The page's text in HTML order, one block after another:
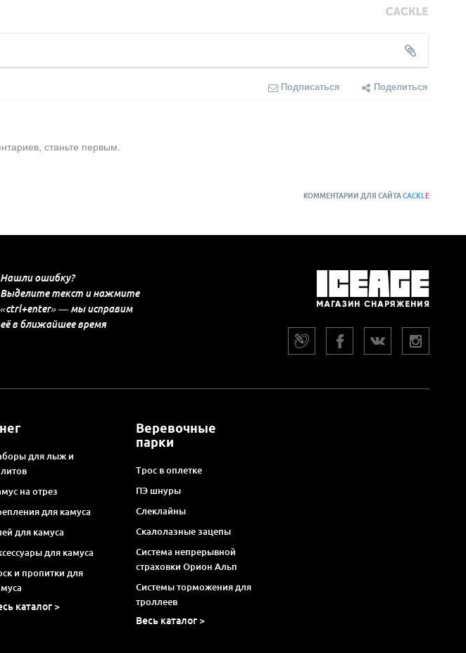
Подписаться Поделиться
станьте первым.
КОММЕНТАРИИ ДЛЯ САЙТАCACKL E
Нашли ошибку?
Выделите текст и нажмите
«ctrl+enter» — мы исправим
её в ближайшее время
для лыж и
на отрез
для камуса
для камуса
для камуса
и пропитки для
каталог >
Веревочные
парки
Трос в оплетке
ПЭ шнуры
Слеклайны
Скалолазные зацепы
Система непрерывной
страховки Орион Альп
Системы торможения для
троллеев
Весь каталог >